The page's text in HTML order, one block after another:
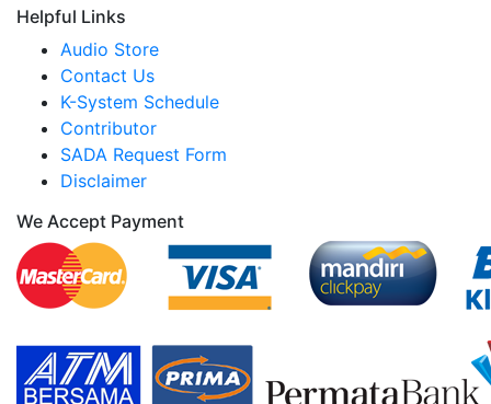
Helpful Links
Audio Store
Contact Us
K-System Schedule
Contributor
SADA Request Form
Disclaimer
We Accept Payment